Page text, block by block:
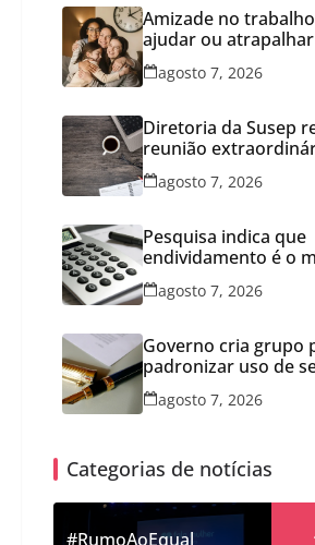
Amizade no
ajudar ou
agosto 7, 2026
Diretoria da Susep
reunião
sexta-feira
agosto 7, 2026
Pesquisa indica que
endividamento é o
série histórica
agosto 7, 2026
Governo cria grupo
padronizar uso de
concessões
agosto 7, 2026
Categorias de notícias
#RumoAoEqual